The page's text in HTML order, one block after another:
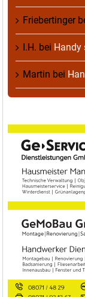
Friebertinger
I.H. bei
Martin bei